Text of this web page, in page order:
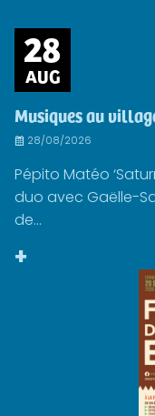
28
AUG
Musiques au
28/08/2026
Pépito Matéo
duo avec Gaëlle-
de...
+